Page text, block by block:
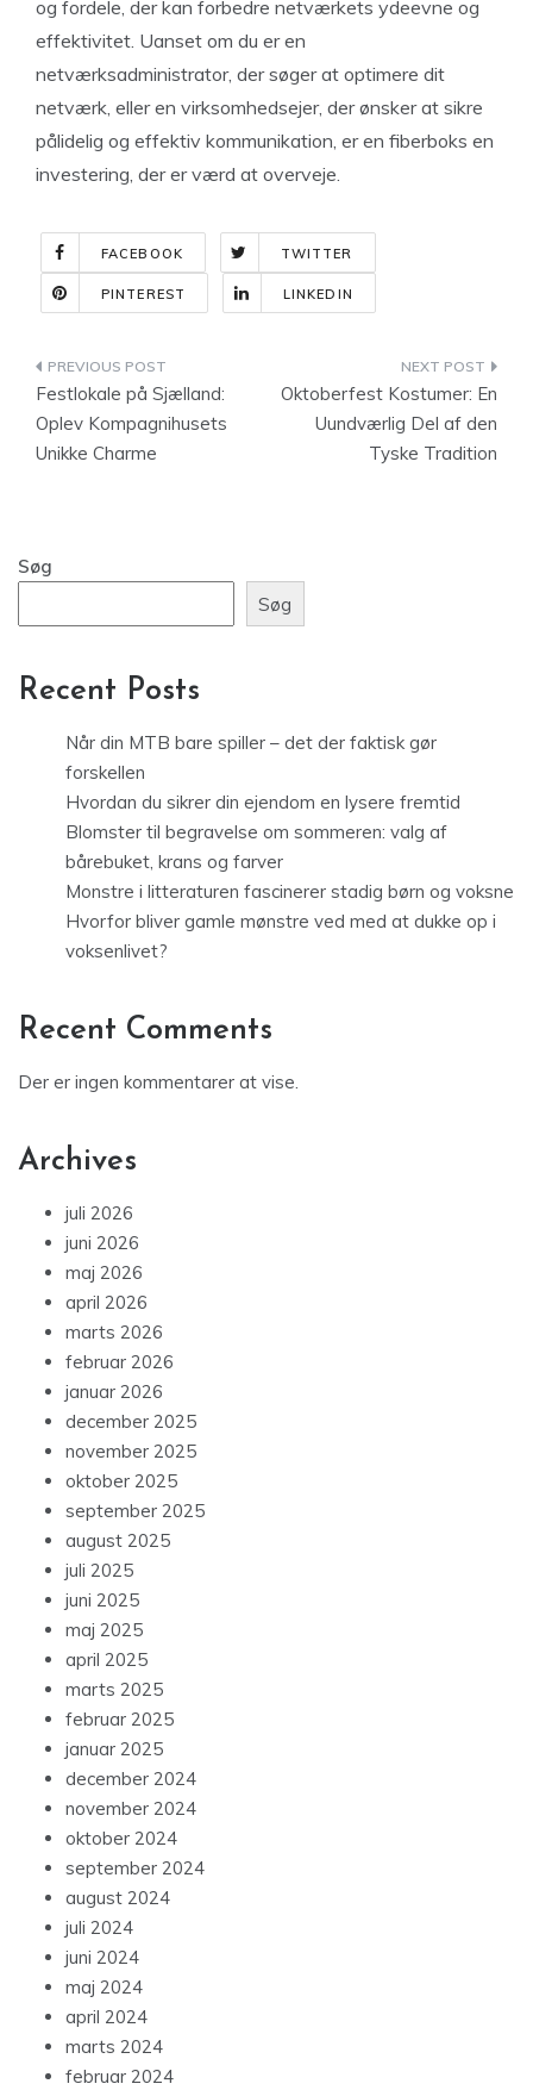
og fordele, der kan forbedre netværkets ydeevne og
effektivitet. Uanset om du er en
netværksadministrator, der søger at optimere dit
netværk, eller en virksomhedsejer, der ønsker at sikre
pålidelig og effektiv kommunikation, er en fiberboks en
investering, der er værd at overveje.
FACEBOOK TWITTER
PINTEREST LINKEDIN
Indlægsnavigation
Festlokale på Sjælland:
Oplev Kompagnihusets
Unikke Charme
Oktoberfest Kostumer: En
Uundværlig Del af den
Tyske Tradition
Søg
Søg
Recent Posts
Når din MTB bare spiller – det der faktisk gør
forskellen
Hvordan du sikrer din ejendom en lysere fremtid
Blomster til begravelse om sommeren: valg af
bårebuket, krans og farver
Monstre i litteraturen fascinerer stadig børn og voksne
Hvorfor bliver gamle mønstre ved med at dukke op i
voksenlivet?
Recent Comments
Der er ingen kommentarer at vise.
Archives
juli 2026
juni 2026
maj 2026
april 2026
marts 2026
februar 2026
januar 2026
december 2025
november 2025
oktober 2025
september 2025
august 2025
juli 2025
juni 2025
maj 2025
april 2025
marts 2025
februar 2025
januar 2025
december 2024
november 2024
oktober 2024
september 2024
august 2024
juli 2024
juni 2024
maj 2024
april 2024
marts 2024
februar 2024